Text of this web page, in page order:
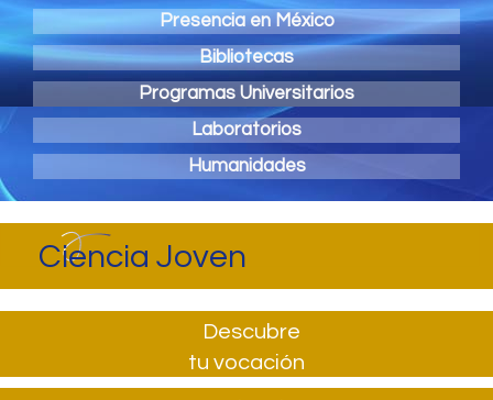
Presencia en México
Bibliotecas
Programas Universitarios
Laboratorios
Humanidades
Ciencia Joven
Descubre
tu vocación